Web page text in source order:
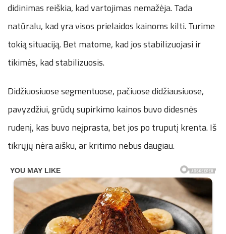
didinimas reiškia, kad vartojimas nemažėja. Tada
natūralu, kad yra visos prielaidos kainoms kilti. Turime
tokią situaciją. Bet matome, kad jos stabilizuojasi ir
tikimės, kad stabilizuosis.
Didžiuosiuose segmentuose, pačiuose didžiausiuose,
pavyzdžiui, grūdų supirkimo kainos buvo didesnės
rudenį, kas buvo neįprasta, bet jos po truputį krenta. Iš
tikrųjų nėra aišku, ar kritimo nebus daugiau.